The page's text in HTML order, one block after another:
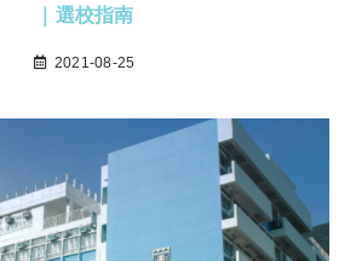
｜選校指南
2021-08-25